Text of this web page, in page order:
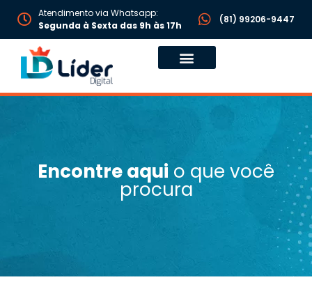
Atendimento via Whatsapp:
Segunda à Sexta das 9h às 17h
(81) 99206-9447
Encontre aqui o que você
procura